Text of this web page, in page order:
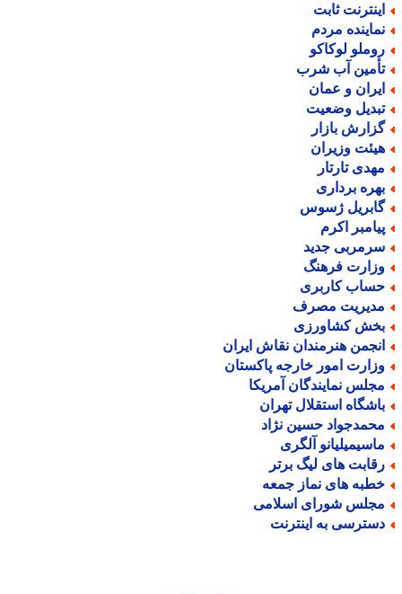
ثابت
مردم
لوکاکو
آب شرب
و عمان
وضعیت
بازار
وزیران
تارتار
برداری
ژسوس
اکرم
جدید
فرهنگ
کاربری
مصرف
کشاورزی
هنرمندان نقاش ایران
امور خارجه پاکستان
نمایندگان آمریکا
استقلال تهران
حسین نژاد
آلگری
های لیگ برتر
های نماز جمعه
شورای اسلامی
به اینترنت